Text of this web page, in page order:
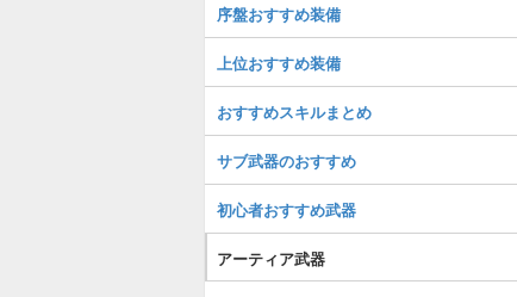
序盤おすすめ装備
上位おすすめ装備
おすすめスキルまとめ
サブ武器のおすすめ
初心者おすすめ武器
アーティア武器